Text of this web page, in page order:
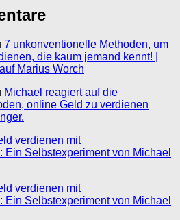
7 unkonventionelle Methoden, um
die kaum jemand kennt! |
Marius Worch
Michael reagiert auf die
online Geld zu verdienen
verdienen mit
Ein Selbstexperiment von Michael
verdienen mit
Ein Selbstexperiment von Michael